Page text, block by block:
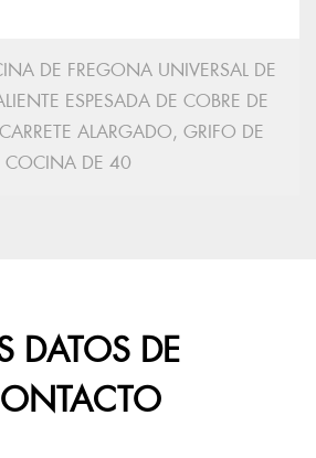
DE FREGONA UNIVERSAL DE
ESPESADA DE COBRE DE
ALARGADO, GRIFO DE
COCINA DE 40
DATOS DE